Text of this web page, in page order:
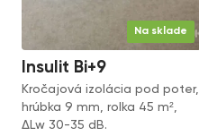
Na sklade
Insulit Bi+9
Kročajová izolácia pod poter,
hrúbka 9 mm, rolka 45 m²,
ΔLw 30-35 dB.